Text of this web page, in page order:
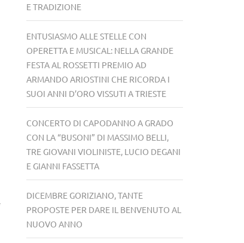
E TRADIZIONE
ENTUSIASMO ALLE STELLE CON
OPERETTA E MUSICAL: NELLA GRANDE
FESTA AL ROSSETTI PREMIO AD
ARMANDO ARIOSTINI CHE RICORDA I
SUOI ANNI D’ORO VISSUTI A TRIESTE
CONCERTO DI CAPODANNO A GRADO
CON LA “BUSONI” DI MASSIMO BELLI,
TRE GIOVANI VIOLINISTE, LUCIO DEGANI
E GIANNI FASSETTA
DICEMBRE GORIZIANO, TANTE
PROPOSTE PER DARE IL BENVENUTO AL
NUOVO ANNO